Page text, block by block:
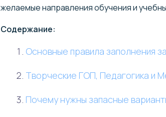
желаемые направления обучения и
Содержание:
Основные правила заполнения
Творческие ГОП, Педагогика и
Почему нужны запасные